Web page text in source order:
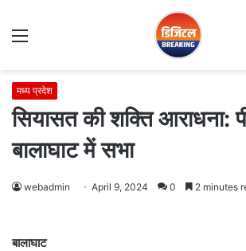
Menu
मध्य प्रदेश
सियासत की शक्ति आराधना:
बालाघाट में सभा
webadmin April 9, 2024 0 2 minutes
बालाघाट